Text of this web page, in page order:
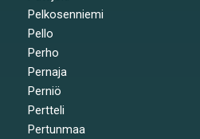
Pelkosenniemi
Pello
Perho
Pernaja
Perniö
Pertteli
Pertunmaa